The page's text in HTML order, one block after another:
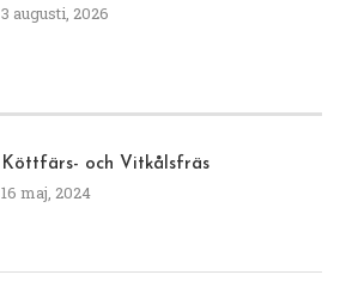
3 augusti, 2026
Köttfärs- och Vitkålsfräs
16 maj, 2024